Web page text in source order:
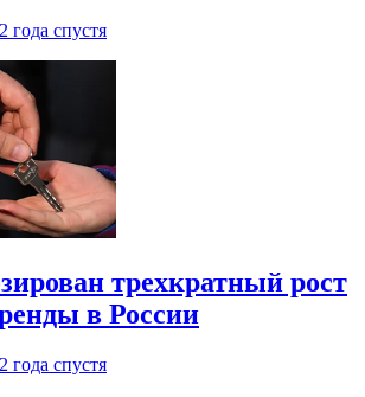
2 года спустя
трехкратный рост
в России
2 года спустя